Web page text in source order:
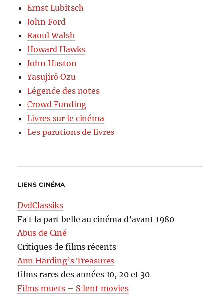
Ernst Lubitsch
John Ford
Raoul Walsh
Howard Hawks
John Huston
Yasujirô Ozu
Légende des notes
Crowd Funding
Livres sur le cinéma
Les parutions de livres
LIENS CINÉMA
DvdClassiks
Fait la part belle au cinéma d’avant 1980
Abus de Ciné
Critiques de films récents
Ann Harding’s Treasures
films rares des années 10, 20 et 30
Films muets – Silent movies